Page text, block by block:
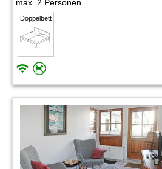
max. 2 Personen
Doppelbett